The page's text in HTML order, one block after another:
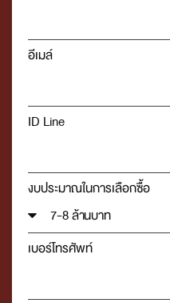
อีเมล์
ID Line
งบประมาณในการเลือกซื้อ
เบอร์โทรศัพท์